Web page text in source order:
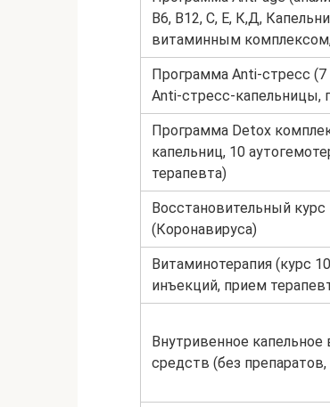
В6, В12, С, Е, К,Д,
витаминным
Программа Anti-стресс (7
Anti-стресс-капельницы,
Программа Detox
капельниц, 10
терапевта)
Восстановительный курс
(Коронавируса)
Витаминотерапия (курс
инъекций, прием
Внутривенное
средств (без